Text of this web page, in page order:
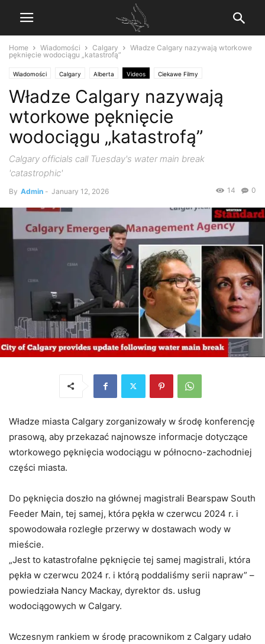
Home Wiadomości Calgary
Władze Calgary nazywają wtorkowe
pęknięcie wodociągu „katastrofą”
Wiadomości Calgary Alberta Videos Ciekawe Filmy
Władze Calgary nazywają
wtorkowe pęknięcie
wodociągu „katastrofą”
Calgary officials call Tuesday's water main break
'catastrophic'
By Admin - January 12, 2026 0
14
Władze miasta Calgary zorganizowały w środę konferencję
prasową, aby przekazać najnowsze informacje dotyczące
wtorkowego pęknięcia wodociągu w północno-zachodniej
części miasta.
Do pęknięcia doszło na głównej magistrali Bearspaw South
Feeder Main, tej samej, która pękła w czerwcu 2024 r. i
spowodowała rozległe przerwy w dostawach wody w
mieście.
„Jest to katastrofalne pęknięcie tej samej magistrali, która
pękła w czerwcu 2024 r. i którą poddaliśmy serii napraw” –
powiedziała Nancy Mackay, dyrektor ds. usług
wodociągowych w Calgary.
Wczesnym rankiem w środę pracownikom z Calgary udało